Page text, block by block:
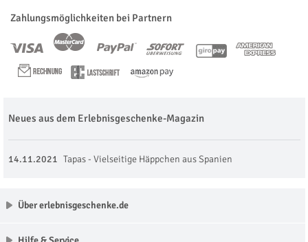
Zahlungsmöglichkeiten bei Partnern
Neues aus dem Erlebnisgeschenke-Magazin
14.11.2021 Tapas - Vielseitige Häppchen aus Spanien
Über erlebnisgeschenke.de